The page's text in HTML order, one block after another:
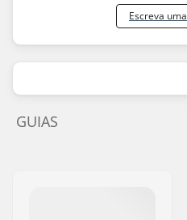
Escreva
GUIAS